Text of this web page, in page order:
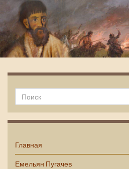
Емельян Пугачев
Главная
Емельян Пугачев